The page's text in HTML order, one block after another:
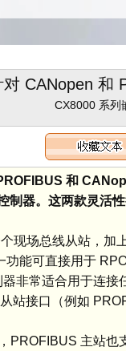
对 CANopen 和
CX8000 系列
和
制器。这两款灵活
场总线从站，加
功能可直接用于
常适合用于连接
站接口（例如
主站也